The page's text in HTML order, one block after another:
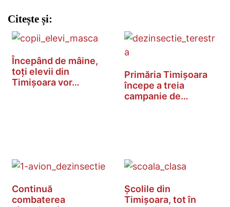
Citește și:
Începând de mâine,
toți elevii din
Timișoara vor…
Primăria Timișoara
începe a treia
campanie de…
Continuă
combaterea
Școlile din
Timișoara, tot în